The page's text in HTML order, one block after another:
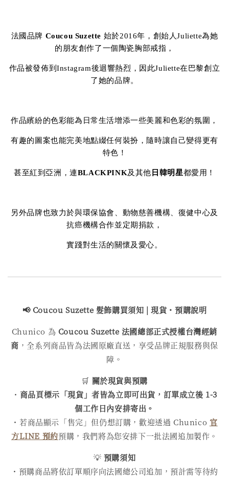
法國品牌 Coucou Suzette 始於2016年，創始人Juliette為她
的朋友創作了一個陶瓷胸部戒指，
作品被發佈到Instagram後迴響熱烈，因此Juliette在巴黎創立
了她的品牌。
作品繽紛的色彩能為日常生活增添一些美麗和色彩的氛圍，
有趣的圖案也能完美地點綴任何裝扮，隨時讓自己變得更有
特色！
甚至紅到亞洲，連BLACKPINK及其他 日韓明星都愛用！
另外品牌也致力於與環保協會、動物慈善機構、復健中心及
抗癌機構合作並定期捐款，
實踐對生活的關懷及愛心。
📢 Coucou Suzette 髮飾購買須知 | 現貨・預購說明
Chunico 為 Coucou Suzette 法國總部正式授權台灣經銷
商 ，全系列商品皆為法國原廠直送，享受品牌正規服務與保
障。
🛒 關於現貨與預購
・ 商品頁標示「現貨」者皆為立即可出貨，訂單成立後 1-3
個工作日內安排寄出。
・若商品顯示「售完」但仍想訂購，歡迎透過 Chunico 官
方LINE 預約預購，我們將為您安排下一批法國追加製作。
💡 預購須知
・預購商品將依訂單順序向法國總公司追加，預計需等待約